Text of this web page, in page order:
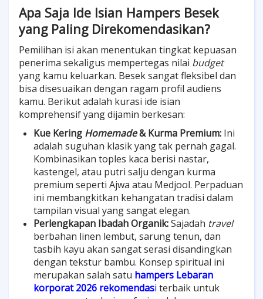
Apa Saja Ide Isian Hampers Besek
yang Paling Direkomendasikan?
Pemilihan isi akan menentukan tingkat kepuasan
penerima sekaligus mempertegas nilai budget
yang kamu keluarkan. Besek sangat fleksibel dan
bisa disesuaikan dengan ragam profil audiens
kamu. Berikut adalah kurasi ide isian
komprehensif yang dijamin berkesan:
Kue Kering Homemade& Kurma Premium: Ini
adalah suguhan klasik yang tak pernah gagal.
Kombinasikan toples kaca berisi nastar,
kastengel, atau putri salju dengan kurma
premium seperti Ajwa atau Medjool. Perpaduan
ini membangkitkan kehangatan tradisi dalam
tampilan visual yang sangat elegan.
Perlengkapan Ibadah Organik:Sajadah travel
berbahan linen lembut, sarung tenun, dan
tasbih kayu akan sangat serasi disandingkan
dengan tekstur bambu. Konsep spiritual ini
merupakan salah satu hampers Lebaran
korporat 2026 rekomendasi terbaik untuk